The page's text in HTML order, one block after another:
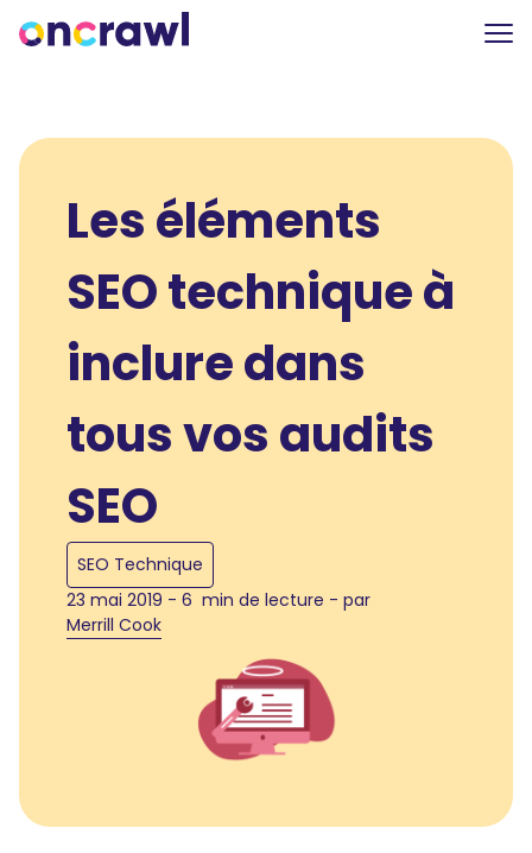
Les éléments
SEO technique à
inclure dans
tous vos audits
SEO
SEO Technique
23 mai 2019 - 6 min de lecture - par
Merrill Cook